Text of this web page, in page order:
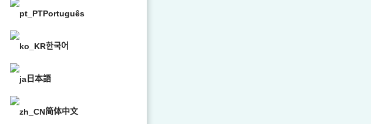
Português
한국어
日本語
简体中文